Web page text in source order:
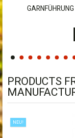
PRODUCTS
NEU!